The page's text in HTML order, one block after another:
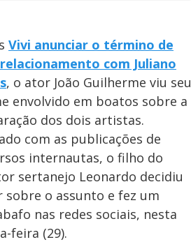
Vivi anunciar o término de
com Juliano
, o ator João Guilherme viu seu
envolvido em boatos sobre a
dos dois artistas.
com as publicações de
internautas, o filho do
sertanejo Leonardo decidiu
sobre o assunto e fez um
nas redes sociais, nesta
feira (29).